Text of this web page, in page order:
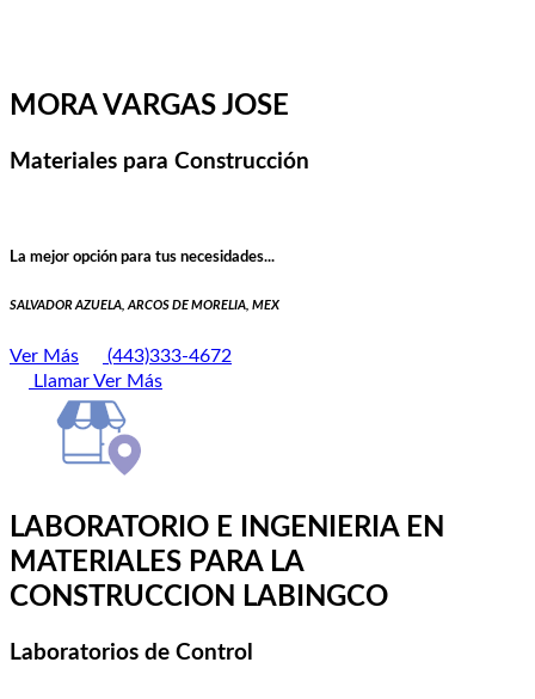
MORA VARGAS JOSE
Materiales para Construcción
La mejor opción para tus necesidades...
SALVADOR AZUELA, ARCOS DE MORELIA, MEX
Ver Más
(443)333-4672
LlamarVer Más
LABORATORIO E INGENIERIA EN
MATERIALES PARA LA
CONSTRUCCION LABINGCO
Laboratorios de Control